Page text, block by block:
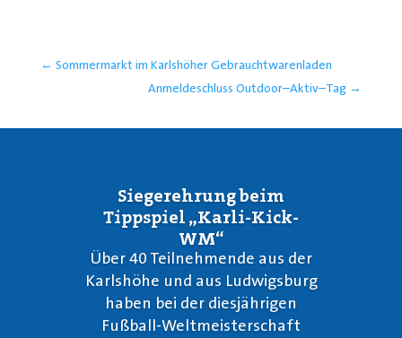
← Sommermarkt im Karlshöher Gebrauchtwarenladen
Anmeldeschluss Outdoor–Aktiv–Tag →
Siegerehrung beim
Tippspiel „Karli-Kick-
WM“
Über 40 Teilnehmende aus der
Karlshöhe und aus Ludwigsburg
haben bei der diesjährigen
Fußball-Weltmeisterschaft